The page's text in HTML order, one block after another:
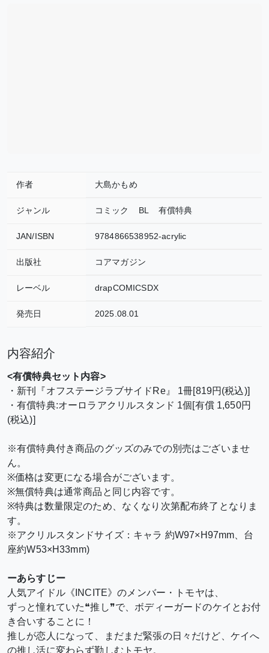
作者 大島かもめ
ジャンル コミック BL 有償特典
JAN/ISBN 9784866538952-acrylic
出版社 コアマガジン
レーベル drapCOMICSDX
発売日 2025.08.01
内容紹介
<有償特典セット内容>
・新刊『オフステージラブサイドRe』 1冊[819円(税込)]
・有償特典:オーロラアクリルスタンド 1個[有償 1,650円
(税込)]
※有償特典付き商品のグッズのみでの別売はございませ
ん。
※価格は変更になる場合がございます。
※無償特典は通常商品と同じ内容です。
※特典は数量限定のため、なくなり次第配布終了となりま
す。
※アクリルスタンドサイズ：キャラ 約W97×H97mm、台
座約W53×H33mm)
ーあらすじー
人気アイドル《INCITE》のメンバー・トモヤは、
ずっと憧れていた❝推し❞で、ボディーガードのケイとお付
き合いすることに！
推しが恋人になって、まだまだ緊張の日々だけど、ケイへ
の推し活に変わらず勤しむトモヤ。